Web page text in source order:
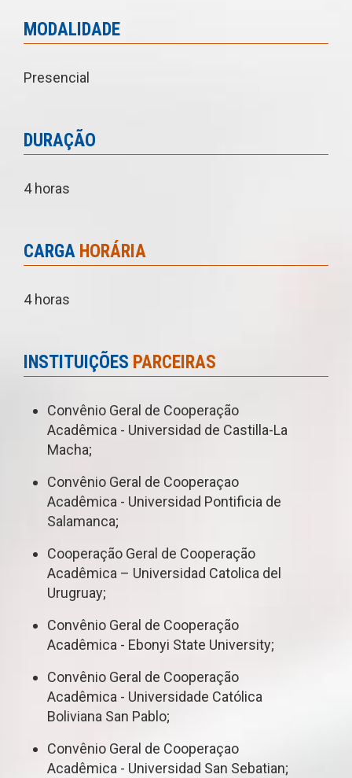
MODALIDADE
Presencial
DURAÇÃO
4 horas
CARGA HORÁRIA
4 horas
INSTITUIÇÕES PARCEIRAS
Convênio Geral de Cooperação
Acadêmica - Universidad de Castilla-La
Macha;
Convênio Geral de Cooperaçao
Acadêmica - Universidad Pontificia de
Salamanca;
Cooperação Geral de Cooperação
Acadêmica – Universidad Catolica del
Urugruay;
Convênio Geral de Cooperação
Acadêmica - Ebonyi State University;
Convênio Geral de Cooperação
Acadêmica - Universidade Católica
Boliviana San Pablo;
Convênio Geral de Cooperaçao
Acadêmica - Universidad San Sebatian;